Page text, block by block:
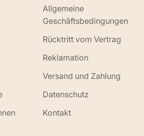
Allgemeine
Geschäftsbedingungen
Rücktritt vom Vertrag
Reklamation
Versand und Zahlung
Datenschutz
Kontakt